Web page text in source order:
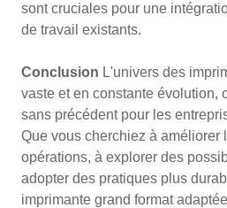
sont cruciales pour une
de travail existants.
Conclusion L'univers des
vaste et en constante évolution,
sans précédent pour les
Que vous cherchiez à améliorer
opérations, à explorer des
adopter des pratiques plus
imprimante grand format